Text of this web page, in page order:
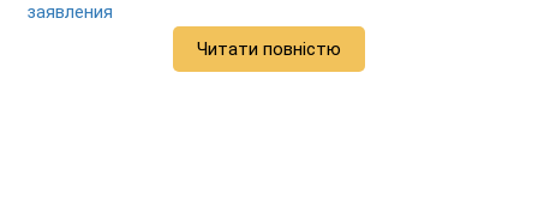
заявления
Читати повністю